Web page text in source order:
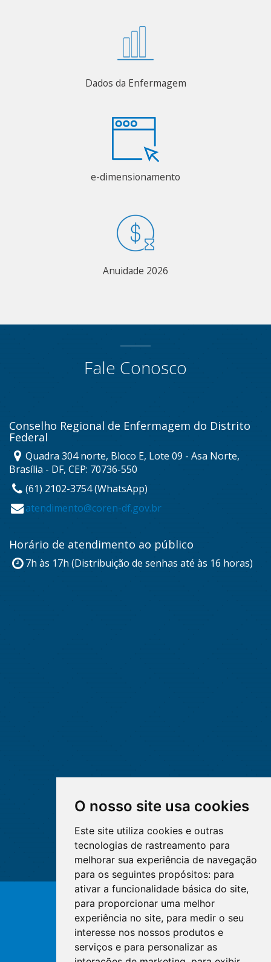
O nosso site usa cookies
Este site utiliza cookies e outras
tecnologias de rastreamento para
melhorar sua experiência de navegação
para os seguintes propósitos: para
ativar a funcionalidade básica do site,
para proporcionar uma melhor
experiência no site, para medir o seu
interesse nos nossos produtos e
serviços e para personalizar as
Dados da Enfermagem
e-dimensionamento
Anuidade 2026
Fale Conosco
Conselho Regional de Enfermagem do Distrito
Federal
Quadra 304 norte, Bloco E, Lote 09 - Asa Norte,
Brasília - DF, CEP: 70736-550
(61) 2102-3754 (WhatsApp)
atendimento@coren-df.gov.br
Horário de atendimento ao público
7h às 17h (Distribuição de senhas até às 16 horas)
© Copyright 2026 - Cofen/CORENs